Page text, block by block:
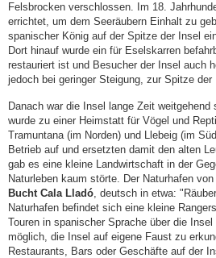
Felsbrocken verschlossen. Im 18.
errichtet, um dem Seeräubern Einhalt zu
spanischer König auf der Spitze der Insel
Dort hinauf wurde ein für Eselskarren
restauriert ist und Besucher der Insel auch
jedoch bei geringer Steigung, zur Spitze der
Danach war die Insel lange Zeit
wurde zu einer Heimstatt für Vögel und
Tramuntana (im Norden) und Llebeig (im
Betrieb auf und ersetzten damit den alten
gab es eine kleine Landwirtschaft in der
Naturleben kaum störte. Der Naturhafen
Bucht Cala Lladó, deutsch in etwa:
Naturhafen befindet sich eine kleine
Touren in spanischer Sprache über die
möglich, die Insel auf eigene Faust zu
Restaurants, Bars oder Geschäfte auf der